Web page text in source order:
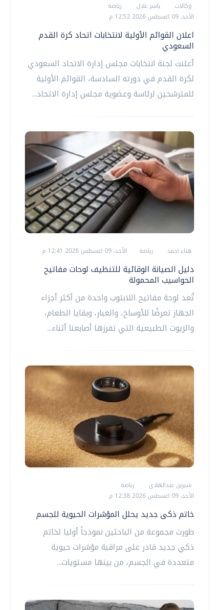
وكالات ياسر عادل
رياضة
الأحد، 09 اغسطس 2026 12:52 م
اعلان القوائم الأولية لانتخابات اتحاد كرة القدم
السعودي
أعلنت لجنة انتخابات مجلس إدارة الاتحاد السعودي
لكرة القدم في دورته السادسة، القوائم الأولية
للمترشحين لرئاسة وعضوية مجلس إدارة الاتحاد...
هناء احمد رياضة الأحد، 09 اغسطس 2026 12:41 م
دليل الصيانة الوقائية للتنظيف لوحات مفاتيح
الحواسيب المحمولة
تُعد لوحة مفاتيح اللابتوب واحدة من أكثر أجزاء
الجهاز تعرضًا للأوساخ، والغبار، وبقايا الطعام،
والزيوت الطبيعية التي تفرزها أصابعنا أثناء...
شيرين عبدالهادي
رياضة
الأحد، 09 اغسطس 2026 12:38 م
خاتم ذكى جديد يحلل المؤشرات الحيوية للجسم
طورت مجموعة من الباحثين نموذجاً أوليا لخاتم
ذكي جديد قادر على مراقبة مؤشرات حيوية
متعددة في الجسم، من بينها مستويات...